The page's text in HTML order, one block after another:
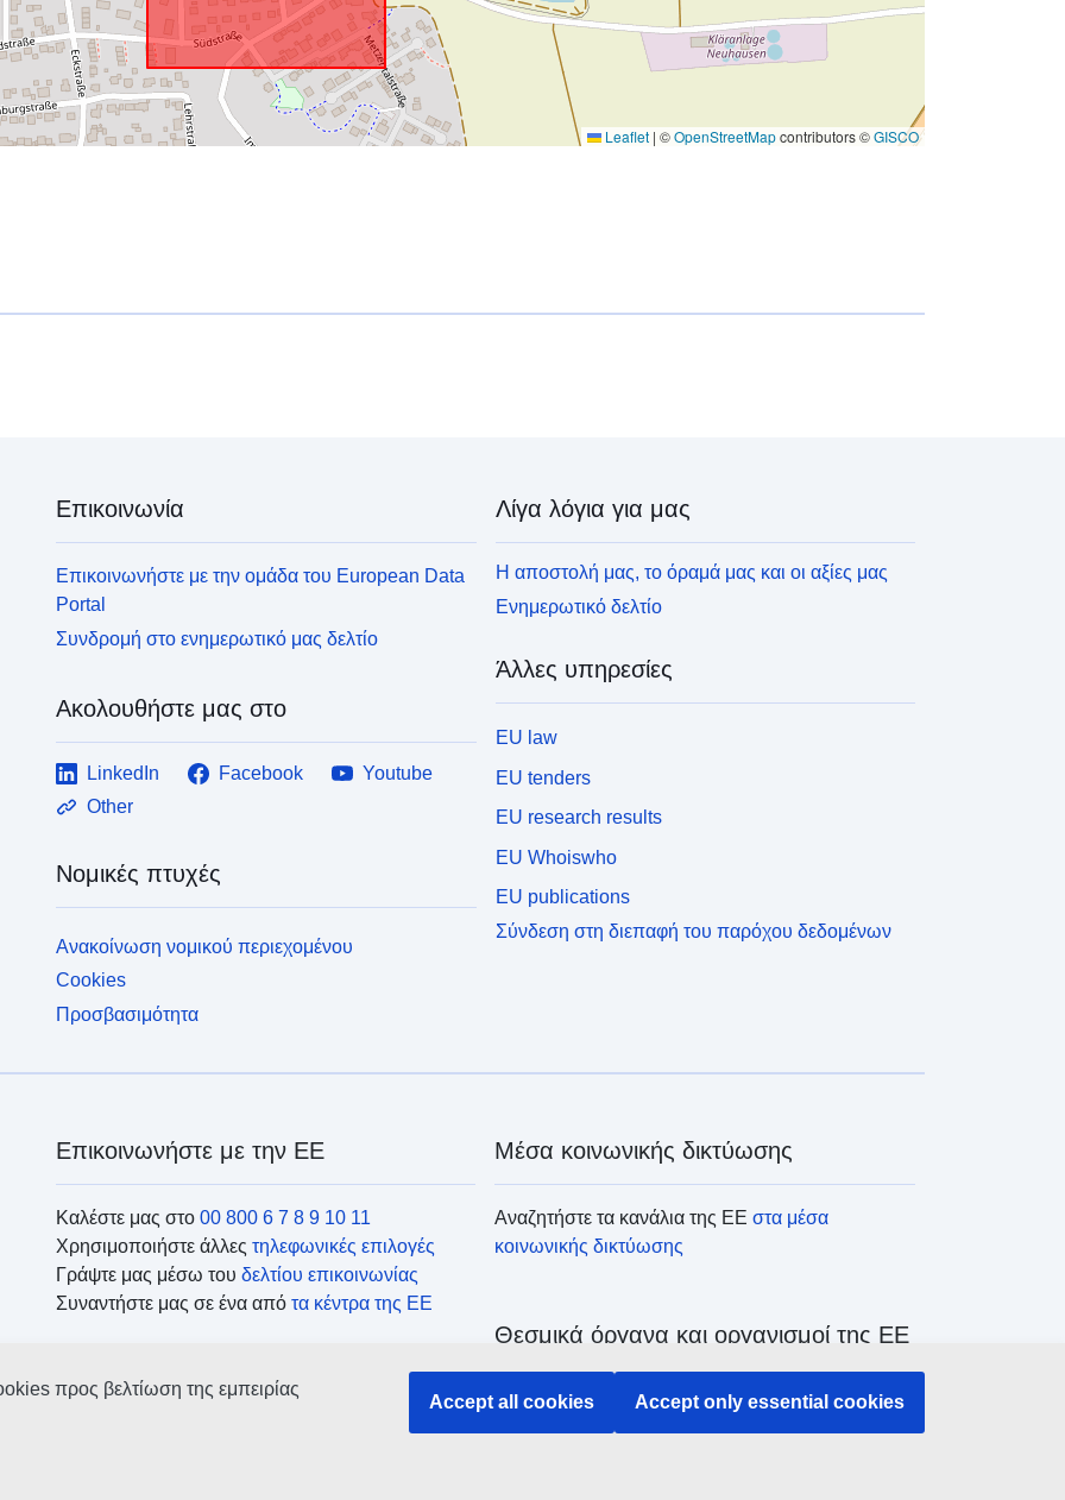
Leaflet | ©OpenStreetMapcontributors ©GISCO
Επικοινωνία
Επικοινωνήστε με την ομάδα του European Data
Portal
Συνδρομή στο ενημερωτικό μας δελτίο
Ακολουθήστε μας στο
LinkedIn Facebook
Youtube
Other
Νομικές πτυχές
Ανακοίνωση νομικού περιεχομένου
Cookies
Προσβασιμότητα
Λίγα λόγια για μας
Η αποστολή μας, το όραμά μας και οι αξίες μας
Ενημερωτικό δελτίο
Άλλες υπηρεσίες
EU law
EU tenders
EU research results
EU Whoiswho
EU publications
Σύνδεση στη διεπαφή του παρόχου δεδομένων
Επικοινωνήστε με την ΕΕ
Καλέστε μας στο 00 800 6 7 8 9 10 11
Χρησιμοποιήστε άλλες τηλεφωνικές επιλογές
Γράψτε μας μέσω του δελτίου επικοινωνίας
Συναντήστε μας σε ένα από τα κέντρα της ΕΕ
Μέσα κοινωνικής δικτύωσης
Αναζητήστε τα κανάλια της ΕΕστα μέσα
κοινωνικής δικτύωσης
Θεσμικά όργανα και οργανισμοί της ΕΕ
Αναζήτηση όλων των θεσμικών και λοιπών
οργάνων και οργανισμών της ΕΕ
προς βελτίωση της εμπειρίας
Accept all cookies Accept only essential cookies